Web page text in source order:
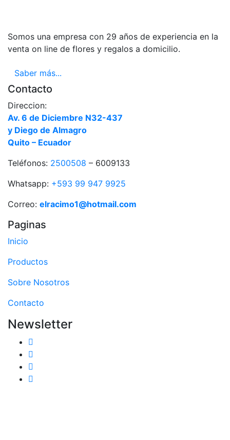
Somos una empresa con 29 años de experiencia en la
venta on line de flores y regalos a domicilio.
Saber más...
Contacto
Direccion:
Av. 6 de Diciembre N32-437
y Diego de Almagro
Quito – Ecuador
Teléfonos: 2500508 – 6009133
Whatsapp: +593 99 947 9925
Correo: elracimo1@hotmail.com
Paginas
Inicio
Productos
Sobre Nosotros
Contacto
Newsletter